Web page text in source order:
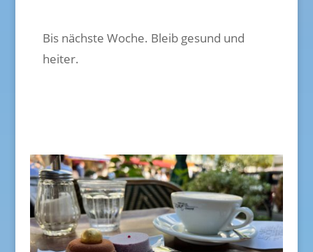
Bis nächste Woche. Bleib gesund und
heiter.